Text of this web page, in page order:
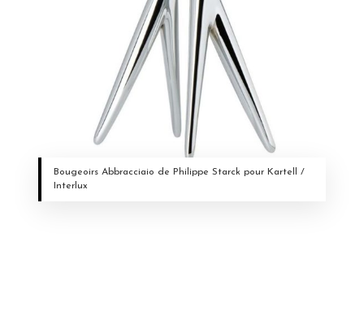
Bougeoirs Abbracciaio de Philippe Starck pour Kartell /
Interlux